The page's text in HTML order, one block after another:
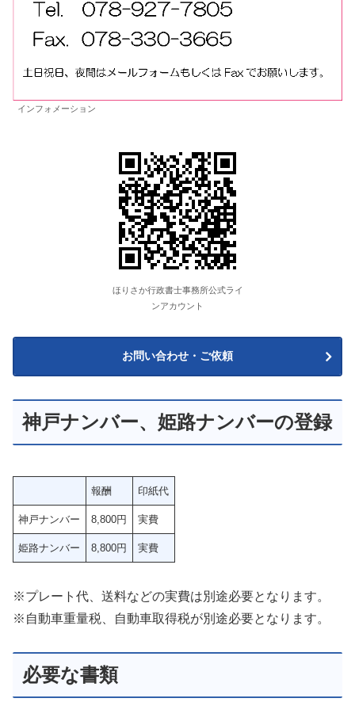
インフォメーション
ほりさか行政書士事務所公式ライ
ンアカウント
お問い合わせ・ご依頼
神戸ナンバー、姫路ナンバーの登録
報酬 印紙代
神戸ナンバー 8,800円 実費
姫路ナンバー 8,800円 実費
※プレート代、送料などの実費は別途必要となります。
※自動車重量税、自動車取得税が別途必要となります。
必要な書類